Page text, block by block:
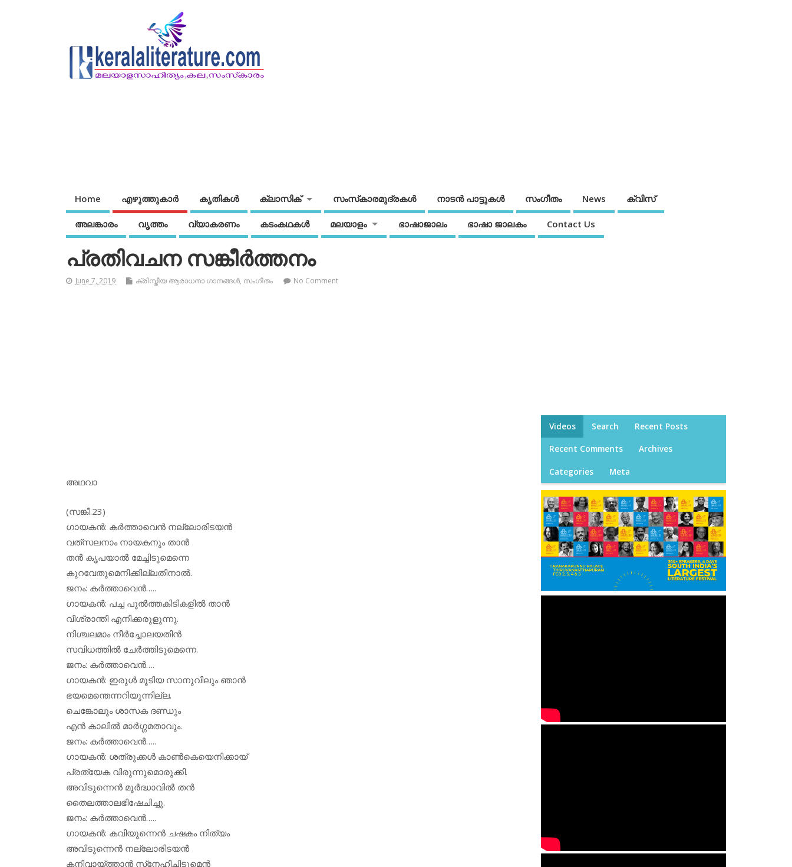
Home എഴുത്തുകാര്‍ കൃതികൾ ക്ലാസിക് സംസ്‌കാരമുദ്രകള്‍ നാടന്‍ പാട്ടുകള്‍ സംഗീതം News ക്വിസ്
അലങ്കാരം വൃത്തം വ്യാകരണം കടംകഥകള്‍ മലയാളം ഭാഷാജാലം ഭാഷാ ജാലകം Contact Us
പ്രതിവചന സങ്കീര്‍ത്തനം
June 7, 2019 ക്രിസ്തീയ ആരാധനാ ഗാനങ്ങള്‍, സംഗീതം No Comment
അഥവാ
(സങ്കീ.23)
ഗായകന്‍: കര്‍ത്താവെന്‍ നല്ലോരിടയന്‍
വത്‌സലനാം നായകനും താന്‍
തന്‍ കൃപയാല്‍ മേച്ചിടുമെന്നെ
കുറവേതുമെനിക്കില്ലതിനാല്‍.
ജനം: കര്‍ത്താവെന്‍…..
ഗായകന്‍: പച്ച പുല്‍ത്തകിടികളില്‍ താന്‍
വിശ്രാന്തി എനിക്കരുളുന്നു.
നിശ്ചലമാം നീര്‍ച്ചോലയതിന്‍
സവിധത്തില്‍ ചേര്‍ത്തിടുമെന്നെ.
ജനം: കര്‍ത്താവെന്‍….
ഗായകന്‍: ഇരുള്‍ മൂടിയ സാനുവിലും ഞാന്‍
ഭയമെന്തെന്നറിയുന്നില്ല.
ചെങ്കോലും ശാസക ദണ്ഡും
എന്‍ കാലില്‍ മാര്‍ഗ്ഗമതാവും.
ജനം: കര്‍ത്താവെന്‍…..
ഗായകന്‍: ശത്രുക്കള്‍ കാണ്‍കെയെനിക്കായ്
പ്രത്യേക വിരുന്നുമൊരുക്കി.
അവിടുന്നെന്‍ മൂര്‍ദ്ധാവില്‍ തന്‍
തൈലത്താലഭിഷേചിച്ചു.
ജനം: കര്‍ത്താവെന്‍…..
ഗായകന്‍: കവിയുന്നെന്‍ ചഷകം നിത്യം
അവിടുന്നെന്‍ നല്ലോരിടയന്‍
കനിവായ്ത്താന്‍ സ്‌നേഹിച്ചിടുമെന്‍
Videos Search Recent Posts
Recent Comments Archives
Categories Meta